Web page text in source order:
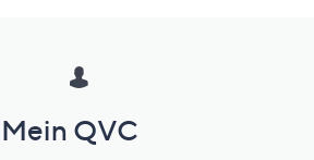
Mein QVC